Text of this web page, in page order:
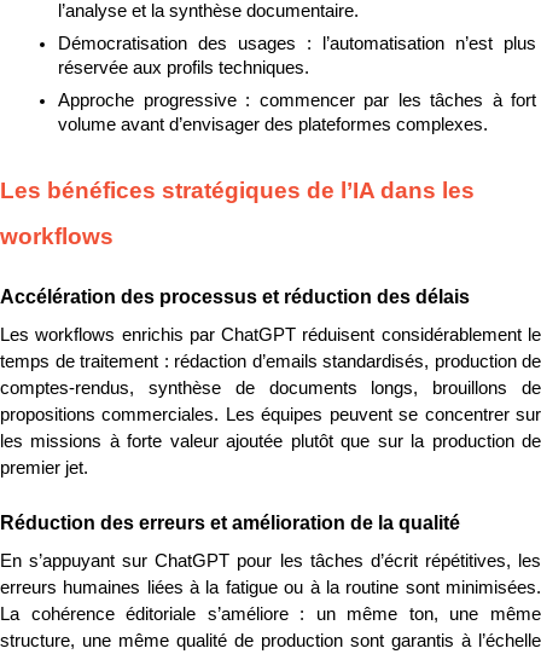
l’analyse et la synthèse documentaire.
Démocratisation des usages : l’automatisation n’est plus
réservée aux profils techniques.
Approche progressive : commencer par les tâches à fort
volume avant d’envisager des plateformes complexes.
Les bénéfices stratégiques de l’IA dans les
workflows
Accélération des processus et réduction des délais
Les workflows enrichis par ChatGPT réduisent considérablement le
temps de traitement : rédaction d’emails standardisés, production de
comptes-rendus, synthèse de documents longs, brouillons de
propositions commerciales. Les équipes peuvent se concentrer sur
les missions à forte valeur ajoutée plutôt que sur la production de
premier jet.
Réduction des erreurs et amélioration de la qualité
En s’appuyant sur ChatGPT pour les tâches d’écrit répétitives, les
erreurs humaines liées à la fatigue ou à la routine sont minimisées.
La cohérence éditoriale s’améliore : un même ton, une même
structure, une même qualité de production sont garantis à l’échelle